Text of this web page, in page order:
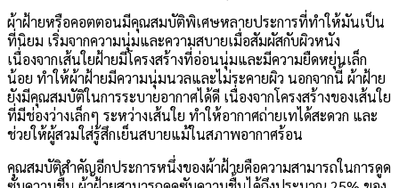
ผ้าฝ้ายหรือคอตตอนมีคุณสมบัติพิเศษหลายประการที่ทำให้มันเป็น
ที่นิยม เริ่มจากความนุ่มและความสบายเมื่อสัมผัสกับผิวหนัง
เนื่องจากเส้นใยฝ้ายมีโครงสร้างที่อ่อนนุ่มและมีความยืดหยุ่นเล็ก
น้อย ทำให้ผ้าฝ้ายมีความนุ่มนวลและไม่ระคายผิว นอกจากนี้ ผ้าฝ้าย
ยังมีคุณสมบัติในการระบายอากาศได้ดี เนื่องจากโครงสร้างของเส้นใย
ที่มีช่องว่างเล็กๆ ระหว่างเส้นใย ทำให้อากาศถ่ายเทได้สะดวก และ
ช่วยให้ผู้สวมใส่รู้สึกเย็นสบายแม้ในสภาพอากาศร้อน
คุณสมบัติสำคัญอีกประการหนึ่งของผ้าฝ้ายคือความสามารถในการดูด